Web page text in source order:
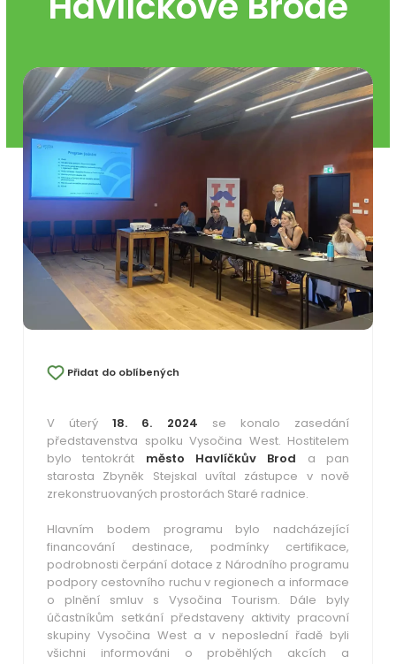
Přidat do oblíbených
V úterý18. 6. 2024 se konalo zasedání
představenstva spolku Vysočina West. Hostitelem
bylo tentokrát město Havlíčkův Brod a pan
starosta Zbyněk Stejskal uvítal zástupce v nově
zrekonstruovaných prostorách Staré radnice.
Hlavním bodem programu bylo nadcházející
financování destinace, podmínky certifikace,
podrobnosti čerpání dotace z Národního programu
podpory cestovního ruchu v regionech a informace
o plnění smluv s Vysočina Tourism. Dále byly
účastníkům setkání představeny aktivity pracovní
skupiny Vysočina West a v neposlední řadě byli
všichni informováni o proběhlých akcích a